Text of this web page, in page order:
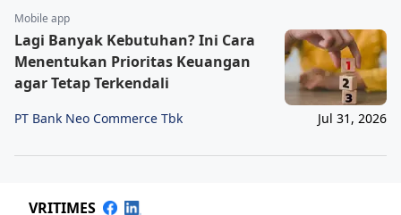
Mobile app
Lagi Banyak Kebutuhan? Ini Cara
Menentukan Prioritas Keuangan
agar Tetap Terkendali
PT Bank Neo Commerce Tbk Jul 31, 2026
VRITIMES